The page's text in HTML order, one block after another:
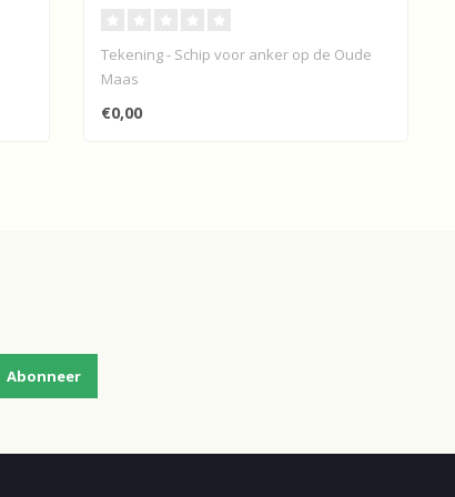
Tekening - Schip voor anker op de Oude
Maas
€0,00
Abonneer